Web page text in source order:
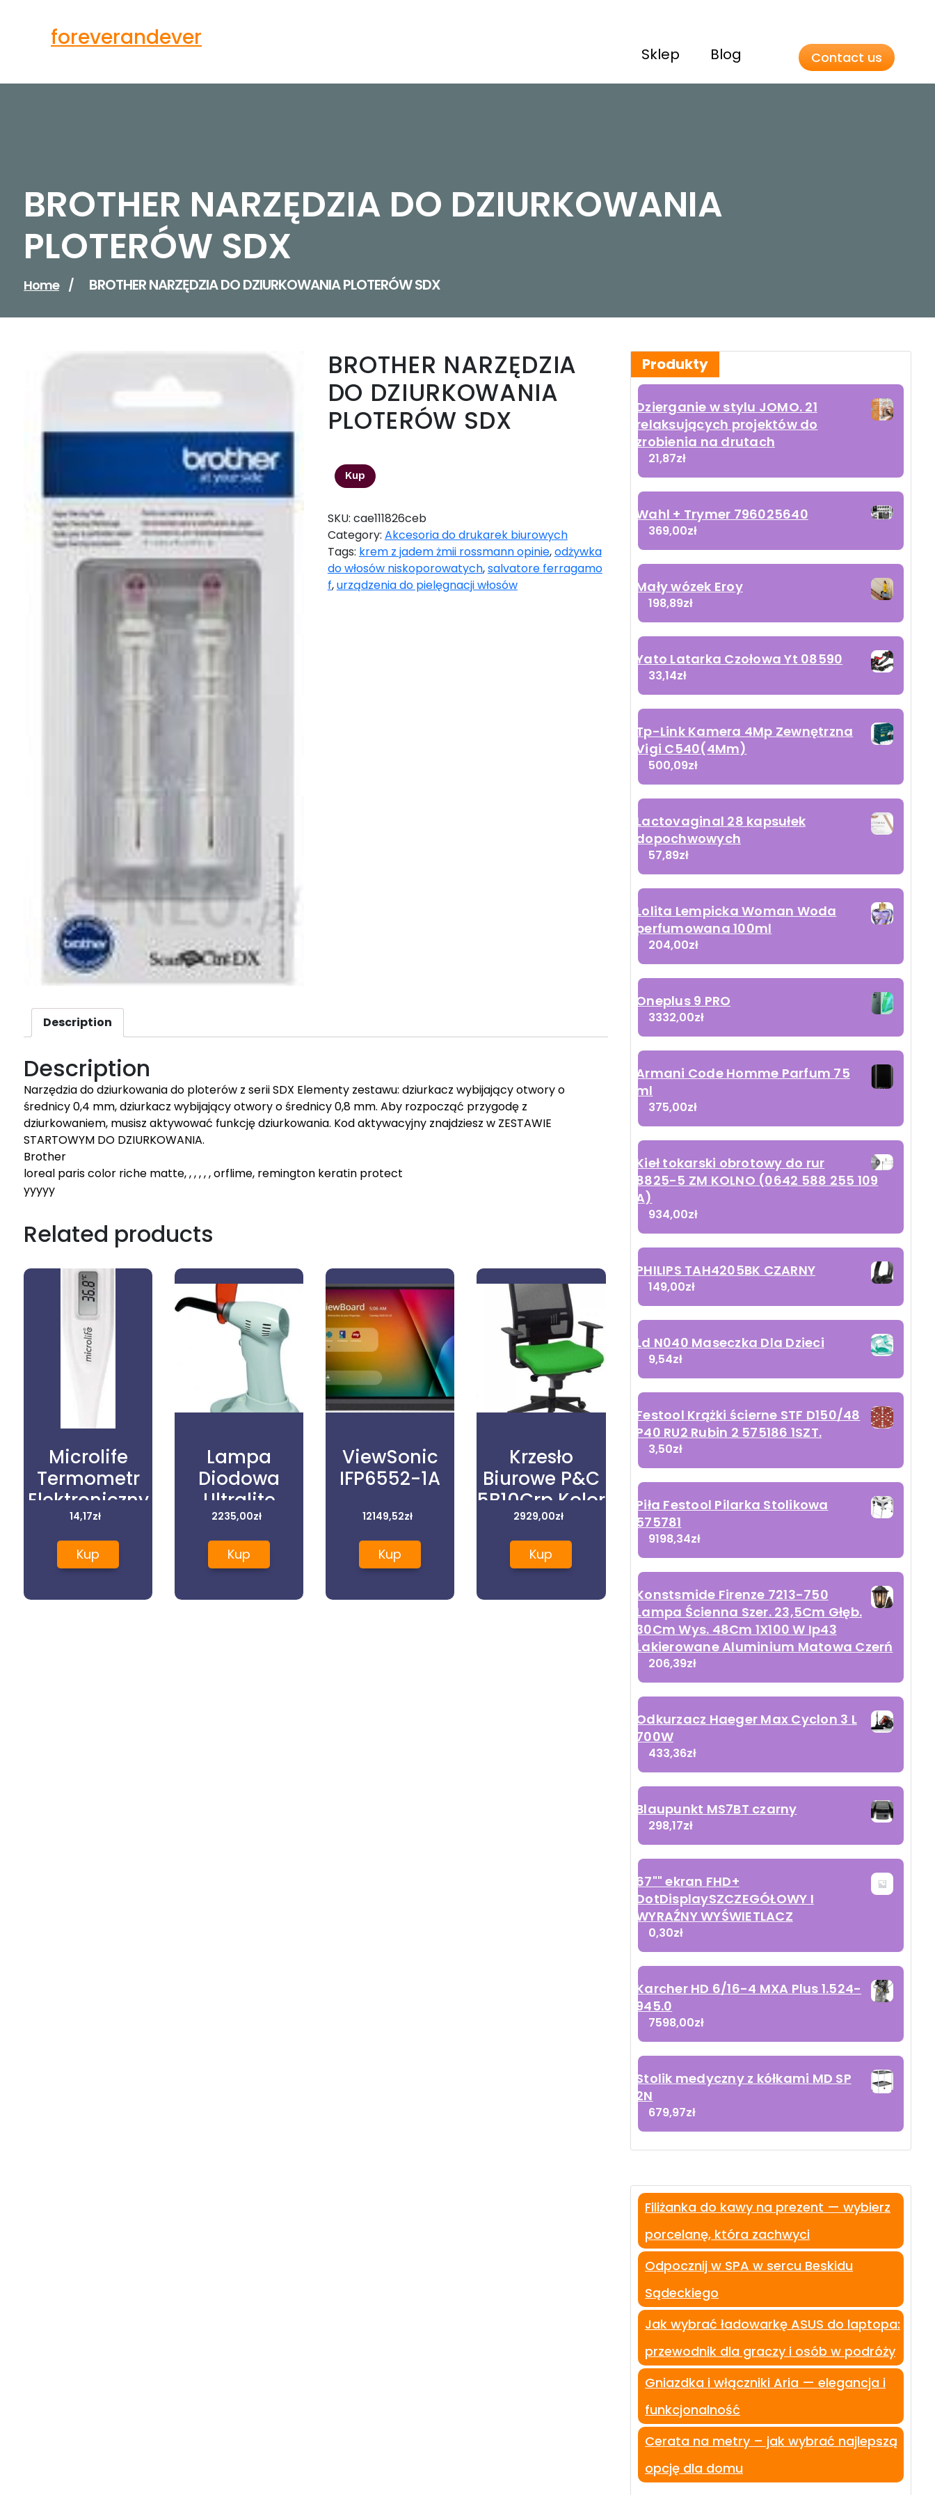
foreverandever
Sklep Blog Contact us
BROTHER NARZĘDZIA DO DZIURKOWANIA
PLOTERÓW SDX
Home / BROTHER NARZĘDZIA DO DZIURKOWANIA PLOTERÓW SDX
BROTHER NARZĘDZIA
DO DZIURKOWANIA
PLOTERÓW SDX
Kup
SKU: cae111826ceb
Category: Akcesoria do drukarek biurowych
Tags: krem z jadem żmii rossmann opinie,odżywka
do włosów niskoporowatych,salvatore ferragamo
f,urządzenia do pielęgnacji włosów
Description
Description
Narzędzia do dziurkowania do ploterów z serii SDX Elementy zestawu: dziurkacz wybijający otwory o
średnicy 0,4 mm, dziurkacz wybijający otwory o średnicy 0,8 mm. Aby rozpocząć przygodę z
dziurkowaniem, musisz aktywować funkcję dziurkowania. Kod aktywacyjny znajdziesz w ZESTAWIE
STARTOWYM DO DZIURKOWANIA.
Brother
loreal paris color riche matte, , , , , , orflime, remington keratin protect
yyyyy
Related products
Microlife
Termometr
Elektroniczny
Mt 600
9090606
14,17zł
Kup
Lampa
Diodowa
Ultralite
1000E
2235,00zł
Kup
ViewSonic
IFP6552-1A
12149,52zł
Kup
Krzesło
Biurowe P&C
5B10Crp Kolor
Zielony
2929,00zł
Kup
Produkty
Dzierganie w stylu JOMO. 21
relaksujących projektów do
zrobienia na drutach
21,87zł
Wahl + Trymer 796025640
369,00zł
Mały wózek Eroy
198,89zł
Yato Latarka Czołowa Yt 08590
33,14zł
Tp-Link Kamera 4Mp Zewnętrzna
Vigi C540(4Mm)
500,09zł
Lactovaginal 28 kapsułek
dopochwowych
57,89zł
Lolita Lempicka Woman Woda
perfumowana 100ml
204,00zł
Oneplus 9 PRO
3332,00zł
Armani Code Homme Parfum 75
ml
375,00zł
Kieł tokarski obrotowy do rur
8825-5 ZM KOLNO (0642 588 255 109
A)
934,00zł
PHILIPS TAH4205BK CZARNY
149,00zł
Ld N040 Maseczka Dla Dzieci
9,54zł
Festool Krążki ścierne STF D150/48
P40 RU2 Rubin 2 575186 1SZT.
3,50zł
Piła Festool Pilarka Stolikowa
575781
9198,34zł
Konstsmide Firenze 7213-750
Lampa Ścienna Szer. 23,5Cm Głęb.
30Cm Wys. 48Cm 1X100 W Ip43
Lakierowane Aluminium Matowa Czerń
206,39zł
Odkurzacz Haeger Max Cyclon 3 L
700W
433,36zł
Blaupunkt MS7BT czarny
298,17zł
67"" ekran FHD+
DotDisplaySZCZEGÓŁOWY I
WYRAŹNY WYŚWIETLACZ
0,30zł
Karcher HD 6/16-4 MXA Plus 1.524-
945.0
7598,00zł
Stolik medyczny z kółkami MD SP
2N
679,97zł
Filiżanka do kawy na prezent — wybierz
porcelanę, która zachwyci
Odpocznij w SPA w sercu Beskidu
Sądeckiego
Jak wybrać ładowarkę ASUS do laptopa:
przewodnik dla graczy i osób w podróży
Gniazdka i włączniki Aria — elegancja i
funkcjonalność
Cerata na metry – jak wybrać najlepszą
opcję dla domu